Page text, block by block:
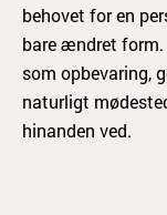
behovet for en
bare ændret
som opbevaring,
naturligt
hinanden ved.